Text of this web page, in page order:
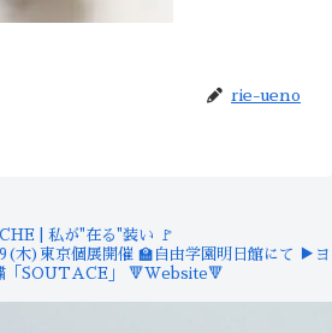
rie-ueno
| 私が"在る"装い 🚩
木)東京個展開催 🏫自由学園明日館にて
▶︎ヨ
「SOUTACE」
🔻Website🔻